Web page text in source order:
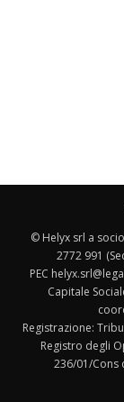
© Helyx srl a
2772 991
PEC
Capitale
Registrazione:
Registro degli
236/01/Cons